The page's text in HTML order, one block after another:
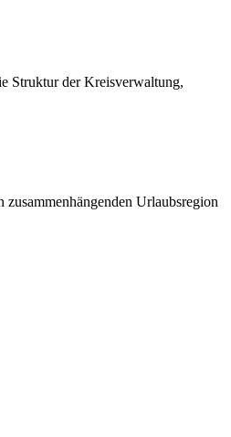
Struktur der Kreisverwaltung,
Urlaubsregion